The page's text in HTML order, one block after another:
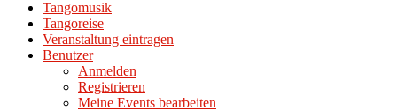
Tangomusik
Tangoreise
Veranstaltung eintragen
Benutzer
Anmelden
Registrieren
Meine Events bearbeiten